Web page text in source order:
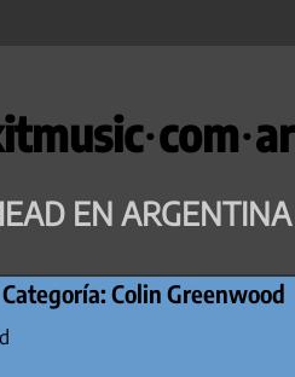
EN ARGENTINA
Categoría:Colin Greenwood